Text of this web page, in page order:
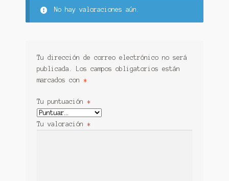
No hay valoraciones aún.
Tu dirección de correo electrónico no será
publicada.
Los campos obligatorios están
marcados con *
Tu puntuación *
Tu valoración *